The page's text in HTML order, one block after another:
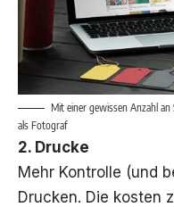
Mit einer gewissen Anzahl
als Fotograf
2. Drucke
Mehr Kontrolle (und
Drucken. Die kosten